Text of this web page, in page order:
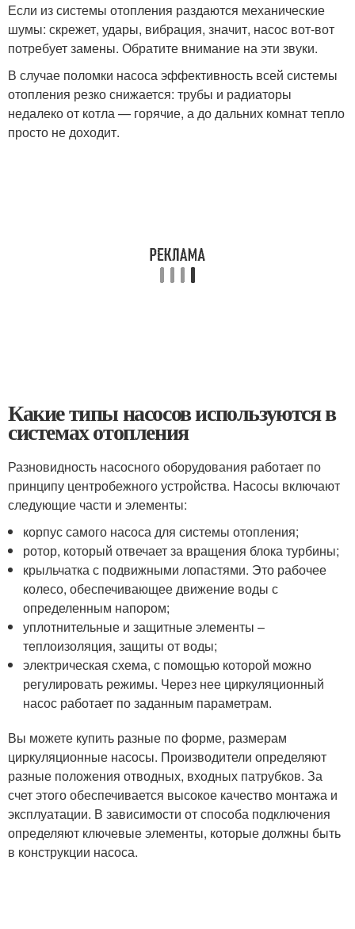
Если из системы отопления раздаются механические
шумы: скрежет, удары, вибрация, значит, насос вот-вот
потребует замены. Обратите внимание на эти звуки.
В случае поломки насоса эффективность всей системы
отопления резко снижается: трубы и радиаторы
недалеко от котла — горячие, а до дальних комнат тепло
просто не доходит.
Какие типы насосов используются в
системах отопления
Разновидность насосного оборудования работает по
принципу центробежного устройства. Насосы включают
следующие части и элементы:
корпус самого насоса для системы отопления;
ротор, который отвечает за вращения блока турбины;
крыльчатка с подвижными лопастями. Это рабочее
колесо, обеспечивающее движение воды с
определенным напором;
уплотнительные и защитные элементы –
теплоизоляция, защиты от воды;
электрическая схема, с помощью которой можно
регулировать режимы. Через нее циркуляционный
насос работает по заданным параметрам.
Вы можете купить разные по форме, размерам
циркуляционные насосы. Производители определяют
разные положения отводных, входных патрубков. За
счет этого обеспечивается высокое качество монтажа и
эксплуатации. В зависимости от способа подключения
определяют ключевые элементы, которые должны быть
в конструкции насоса.